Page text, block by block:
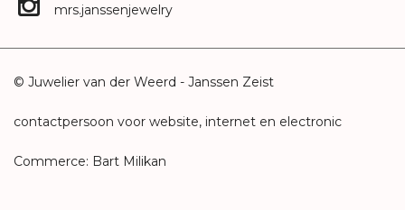
mrs.janssenjewelry
© Juwelier van der Weerd - Janssen Zeist
contactpersoon voor website, internet en electronic
Commerce: Bart Milikan